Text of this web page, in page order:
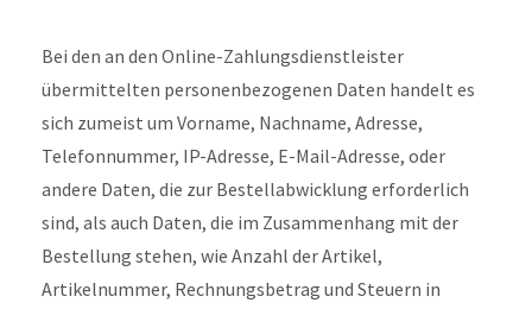
Bei den an den Online-Zahlungsdienstleister
übermittelten personenbezogenen Daten handelt es
sich zumeist um Vorname, Nachname, Adresse,
Telefonnummer, IP-Adresse, E-Mail-Adresse, oder
andere Daten, die zur Bestellabwicklung erforderlich
sind, als auch Daten, die im Zusammenhang mit der
Bestellung stehen, wie Anzahl der Artikel,
Artikelnummer, Rechnungsbetrag und Steuern in